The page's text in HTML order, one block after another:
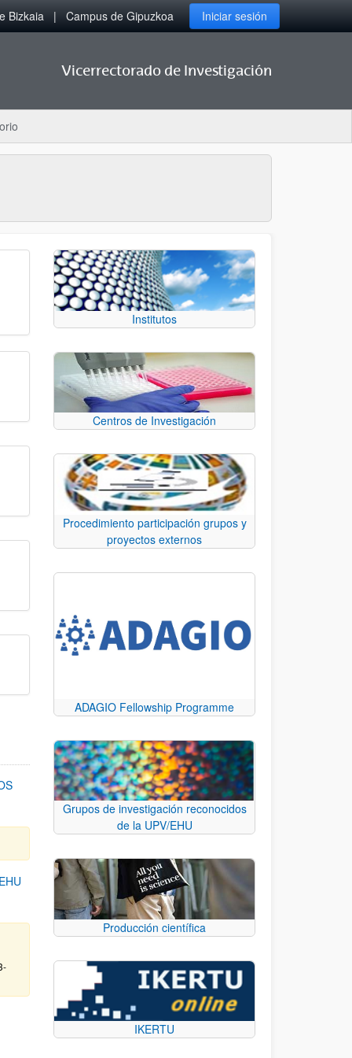
Bizkaia Campus de Gipuzkoa Iniciar sesión
Vicerrectorado de Investigación
Institutos
Centros de Investigación
Procedimiento participación grupos y
proyectos externos
ADAGIO Fellowship Programme
Grupos de investigación reconocidos
de la UPV/EHU
Producción científica
IKERTU